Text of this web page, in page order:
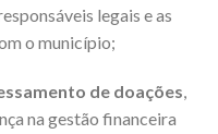
legais e as
o município;
de doações,
na gestão financeira